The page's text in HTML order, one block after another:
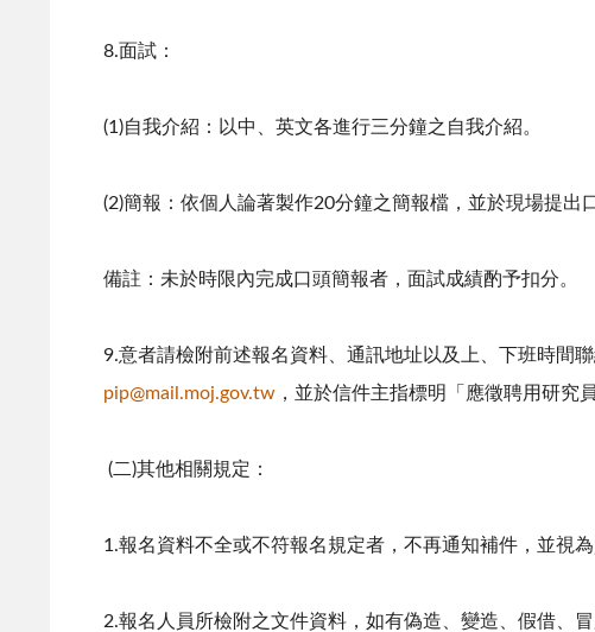
8.面試：
(1)自我介紹：以中、英文各進行三分鐘之自我介紹。
(2)簡報：依個人論著製作20分鐘之簡報檔，並於現場提出
備註：未於時限內完成口頭簡報者，面試成績酌予扣分。
9.意者請檢附前述報名資料、通訊地址以及上、下班時間
pip@mail.moj.gov.tw ，並於信件主指標明「應徵聘用研究員
(二)其他相關規定：
1.報名資料不全或不符報名規定者，不再通知補件，並視為
2.報名人員所檢附之文件資料，如有偽造、變造、假借、